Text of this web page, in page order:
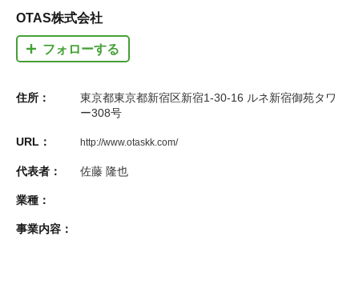
OTAS株式会社
フォローする
住所：
東京都東京都新宿区新宿1-30-16 ルネ新宿御苑タワ
ー308号
URL： http://www.otaskk.com/
代表者： 佐藤 隆也
業種：
事業内容：